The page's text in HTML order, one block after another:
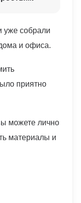
уже собрали
и офиса.
приятно
можете лично
материалы и